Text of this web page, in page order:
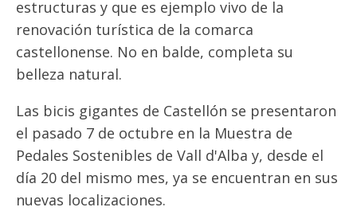
estructuras y que es ejemplo vivo de la
renovación turística de la comarca
castellonense. No en balde, completa su
belleza natural.
Las bicis gigantes de Castellón se presentaron
el pasado 7 de octubre en la Muestra de
Pedales Sostenibles de Vall d'Alba y, desde el
día 20 del mismo mes, ya se encuentran en sus
nuevas localizaciones.